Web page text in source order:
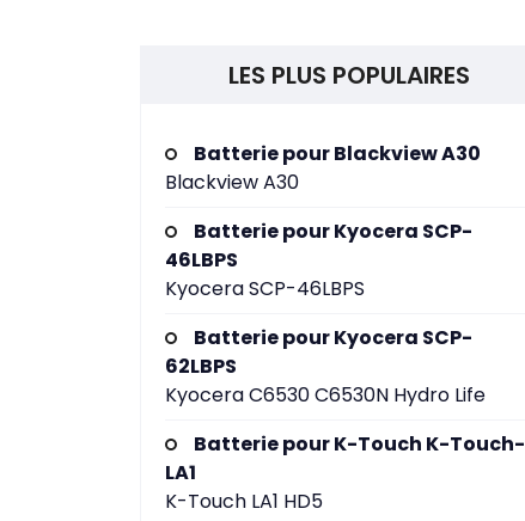
LES PLUS POPULAIRES
Batterie pour Blackview A30
Blackview A30
Batterie pour Kyocera SCP-
46LBPS
Kyocera SCP-46LBPS
Batterie pour Kyocera SCP-
62LBPS
Kyocera C6530 C6530N Hydro Life
Batterie pour K-Touch K-Touch-
LA1
K-Touch LA1 HD5